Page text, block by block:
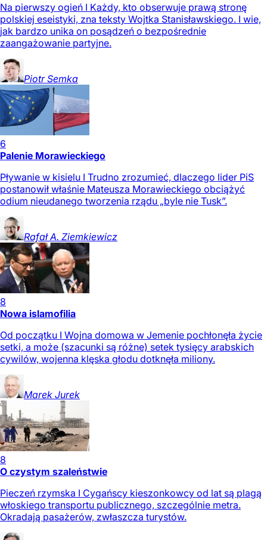
Na pierwszy ogień I Każdy, kto obserwuje prawą stronę
polskiej eseistyki, zna teksty Wojtka Stanisławskiego. I wie,
jak bardzo unika on posądzeń o bezpośrednie
zaangażowanie partyjne.
Piotr Semka
6
Palenie Morawieckiego
Pływanie w kisielu I Trudno zrozumieć, dlaczego lider PiS
postanowił właśnie Mateusza Morawieckiego obciążyć
odium nieudanego tworzenia rządu „byle nie Tusk”.
Rafał A. Ziemkiewicz
8
Nowa islamofilia
Od początku I Wojna domowa w Jemenie pochłonęła życie
setki, a może (szacunki są różne) setek tysięcy arabskich
cywilów, wojenna klęska głodu dotknęła miliony.
Marek Jurek
8
O czystym szaleństwie
Pieczeń rzymska I Cygańscy kieszonkowcy od lat są plagą
włoskiego transportu publicznego, szczególnie metra.
Okradają pasażerów, zwłaszcza turystów.